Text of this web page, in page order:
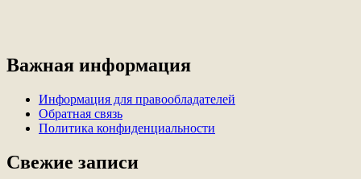
Важная информация
Информация для правообладателей
Обратная связь
Политика конфиденциальности
Свежие записи